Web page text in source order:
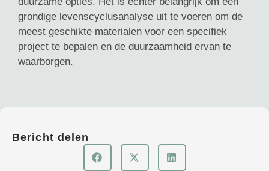
Bericht delen
grondige levenscyclusanalyse uit te voeren om de
meest geschikte materialen voor een specifiek
project te bepalen en de duurzaamheid ervan te
waarborgen.